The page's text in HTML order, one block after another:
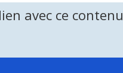
avec ce contenu